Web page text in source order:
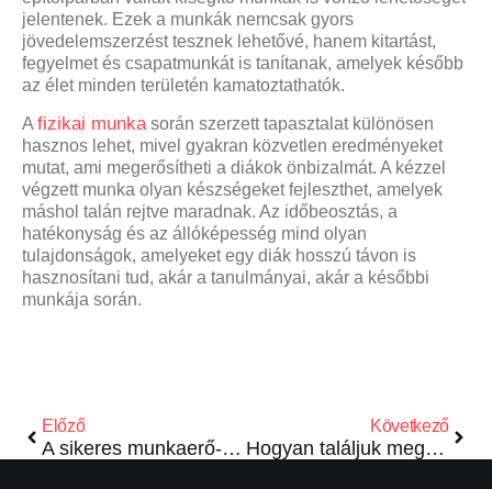
jelentenek. Ezek a munkák nemcsak gyors
jövedelemszerzést tesznek lehetővé, hanem kitartást,
fegyelmet és csapatmunkát is tanítanak, amelyek később
az élet minden területén kamatoztathatók.
A fizikai munka során szerzett tapasztalat különösen
hasznos lehet, mivel gyakran közvetlen eredményeket
mutat, ami megerősítheti a diákok önbizalmát. A kézzel
végzett munka olyan készségeket fejleszthet, amelyek
máshol talán rejtve maradnak. Az időbeosztás, a
hatékonyság és az állóképesség mind olyan
tulajdonságok, amelyeket egy diák hosszú távon is
hasznosítani tud, akár a tanulmányai, akár a későbbi
munkája során.
Előző
A sikeres munkaerő-keresés titka
Következő
Hogyan találjuk meg a tökéletes csapattagot?